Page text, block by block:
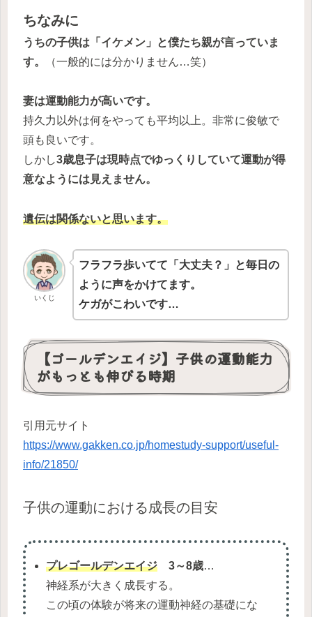
ちなみに
うちの子供は「イケメン」と僕たち親が言っていま
す。
（一般的には分かりません…笑）
妻は運動能力が高いです。
持久力以外は何をやっても平均以上。非常に俊敏で
頭も良いです。
しかし3歳息子は現時点でゆっくりしていて運動が得
意なようには見えません。
遺伝は関係ないと思います。
いくじ
フラフラ歩いてて「大丈夫？」と毎日の
ように声をかけてます。
ケガがこわいです…
【ゴールデンエイジ】子供の運動能力
がもっとも伸びる時期
引用元サイト
https://www.gakken.co.jp/homestudy-support/useful-
info/21850/
子供の運動における成長の目安
プレゴールデンエイジ 3～8歳…
神経系が大きく成長する。
この頃の体験が将来の運動神経の基礎にな